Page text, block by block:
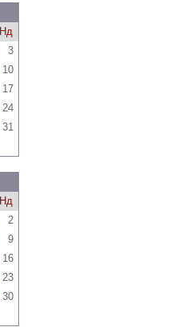
Нд
3
10
17
24
31
Нд
2
9
16
23
30